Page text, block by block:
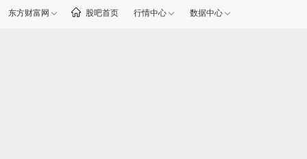
东方财富网 股吧首页 行情中心 数据中心